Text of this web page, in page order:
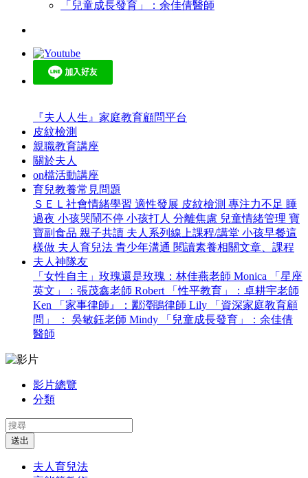
「兒童成長發育」：余佳倩醫師
『夫人人生』家庭教育顧問平台
皮紋檢測
親職教育講座
關於夫人
on檔活動講座
育兒教養常見問題
ＳＥＬ社會情緒學習 適性發展 皮紋檢測 專注力不足 睡
過夜 小孩哭鬧不停 小孩打人 分離焦慮 兒童情緒管理 寶
寶副食品 親子共讀 夫人系列線上課程/講堂 小孩早餐這
樣做 夫人育兒法 青少年溝通 閱讀素養相關文章、課程
夫人神隊友
「女性自主」玫瑰還是玫瑰：林佳燕老師 Monica
「星座
英文」：張茂鑫老師 Robert
「性平教育」：卓耕宇老師
Ken
「家事律師』：酈瀅鵑律師 Lily
「資深家庭教育顧
問」 ： 吳敏鈺老師 Mindy
「兒童成長發育」：余佳倩
醫師
影片總覽
分類
送出
夫人育兒法